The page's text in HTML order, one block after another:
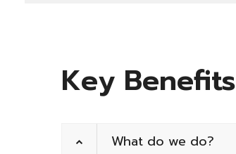
Key Benefits
What do we do?